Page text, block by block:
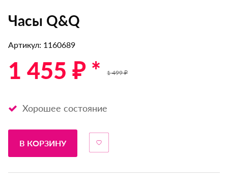
Часы Q&Q
Артикул: 1160689
1 455 ₽ * 1 499 ₽
Хорошее состояние
В КОРЗИНУ